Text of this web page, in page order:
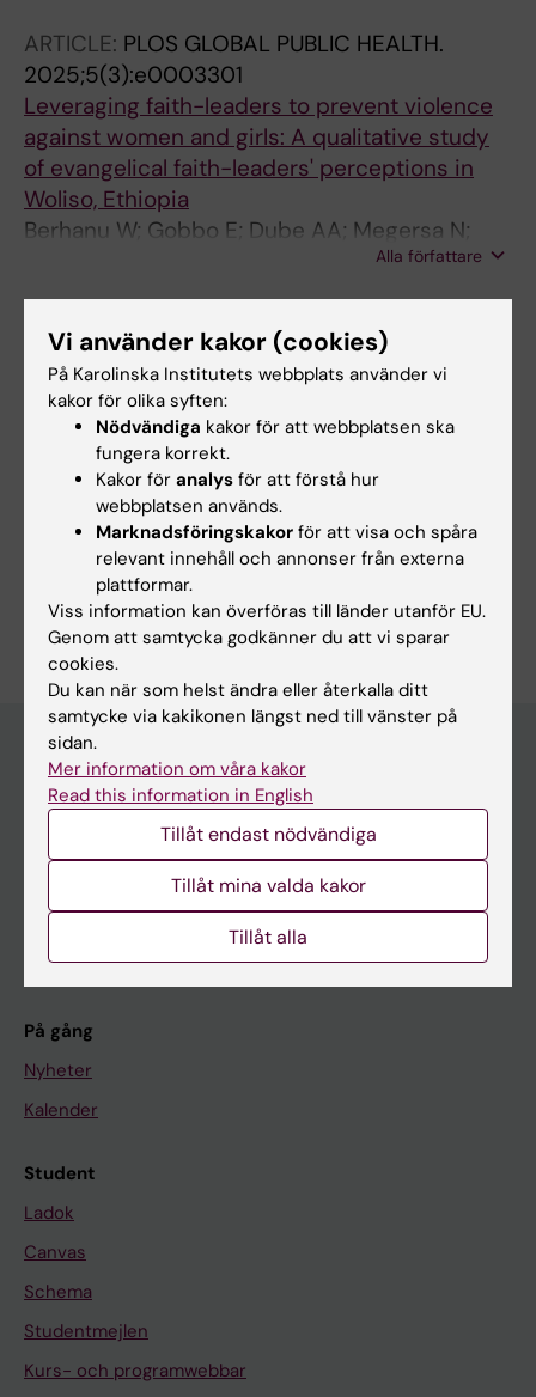
ARTICLE: PLOS GLOBAL PUBLIC HEALTH.
2025;5(3):e0003301
Leveraging faith-leaders to prevent violence
against women and girls: A qualitative study
of evangelical faith-leaders' perceptions in
Woliso, Ethiopia
Berhanu W; Gobbo E; Dube AA; Megersa N;
Amenu Y; Demeke M; Addisse A; Van Wees SH
Alla författare
2024;19(1):2386988
Learning from a gender transformative
intervention among faith-leaders in Woliso,
Ethiopia: A qualitative study
Gobbo E; Dube AA; Demeke M; Berhanu W;
Megersa N; Amenu Y; Addisse A; Van Wees SH
Är du Wosene Berhanu Haile?
Redigera din profil
Huvudmeny
Forskning
Om KI
På gång
Nyheter
Kalender
Student
Ladok
Canvas
Schema
Studentmejlen
Kurs- och programwebbar
Vi använder kakor (cookies)
På Karolinska Institutets webbplats använder vi
kakor för olika syften:
Nödvändiga kakor för att webbplatsen ska
fungera korrekt.
Kakor för analys för att förstå hur
webbplatsen används.
Marknadsföringskakor för att visa och spåra
relevant innehåll och annonser från externa
plattformar.
Viss information kan överföras till länder utanför EU.
Genom att samtycka godkänner du att vi sparar
cookies.
Du kan när som helst ändra eller återkalla ditt
samtycke via kakikonen längst ned till vänster på
sidan.
Mer information om våra kakor
Read this information in English
Tillåt endast nödvändiga
Tillåt mina valda kakor
Tillåt alla